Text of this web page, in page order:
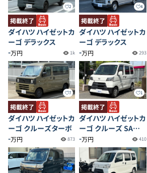
2
掲載終了
ダイハツ ハイゼットカ
ーゴ デラックス
-万円 1k
4
掲載終了
ダイハツ ハイゼットカ
ーゴ デラックス
-万円 293
7
掲載終了
ダイハツ ハイゼットカ
ーゴ クルーズターボ
-万円 873
1
掲載終了
ダイハツ ハイゼットカ
ーゴ クルーズ SAⅢ
ハイルーフ
-万円 410